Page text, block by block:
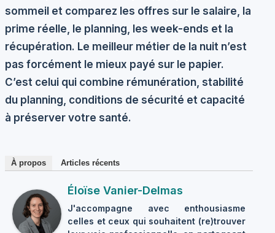
sommeil et comparez les offres sur le salaire, la
prime réelle, le planning, les week-ends et la
récupération. Le meilleur métier de la nuit n’est
pas forcément le mieux payé sur le papier.
C’est celui qui combine rémunération, stabilité
du planning, conditions de sécurité et capacité
à préserver votre santé.
À propos Articles récents
Éloïse Vanier-Delmas
J'accompagne avec enthousiasme
celles et ceux qui souhaitent (re)trouver